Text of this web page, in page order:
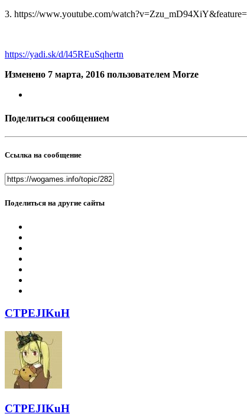
3. https://www.youtube.com/
https://yadi.sk/d/l45REuSqhertn
Изменено 7 марта, 2016 пользователем Morze
Поделиться сообщением
Ссылка на сообщение
Поделиться на другие сайты
CTPEJIKuH
CTPEJIKuH